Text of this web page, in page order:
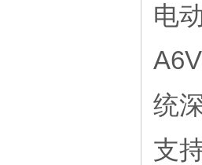
电
统
支